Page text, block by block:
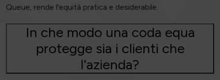
Queue, rende l'equità pratica e desiderabile.
In che modo una coda equa
protegge sia i clienti che
l'azienda?